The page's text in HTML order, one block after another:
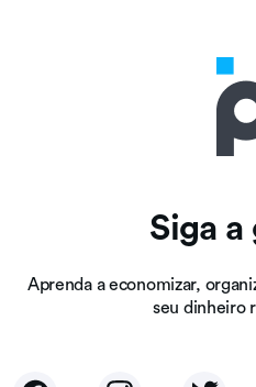
Siga
Aprenda a economizar,
seu dinheiro